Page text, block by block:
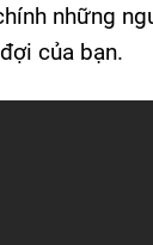
những
của bạn.